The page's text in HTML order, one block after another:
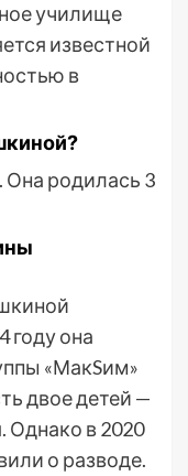
училище
известной
в
Она родилась 3
году она
«МакSим»
двое детей —
Однако в 2020
о разводе.